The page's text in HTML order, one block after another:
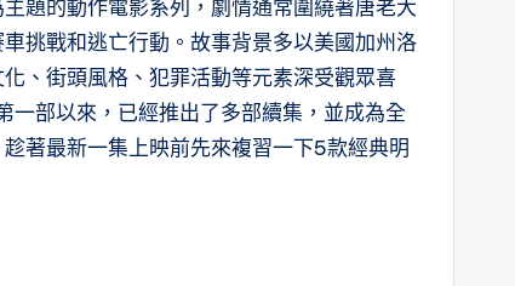
主題的動作電影系列，劇情通常圍繞著唐老大
挑戰和逃亡行動。故事背景多以美國加州洛
、街頭風格、犯罪活動等元素深受觀眾喜
一部以來，已經推出了多部續集，並成為全
著最新一集上映前先來複習一下5款經典明